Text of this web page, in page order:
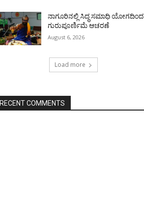
ನಾಗೂರಿನಲ್ಲಿ ಸಿದ್ಧ ಸಮಾಧಿ ಯೋಗದಿಂದ
ಗುರುಪೂರ್ಣಿಮೆ ಆಚರಣೆ
August 6, 2026
Load more
RECENT COMMENTS